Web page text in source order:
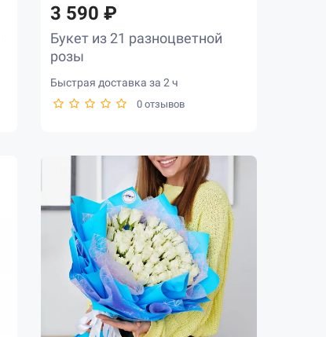
3 590 ₽
Букет из 21 разноцветной
розы
Быстрая доставка за 2 ч
0 отзывов